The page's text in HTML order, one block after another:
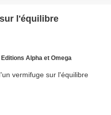
l'équilibre
Alpha et Omega